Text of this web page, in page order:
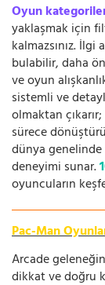
Oyun
yaklaşmak için
kalmazsınız. İlgi
bulabilir, daha
ve oyun
sistemli ve
olmaktan
sürece
dünya
deneyimi sunar.
oyuncuların
Pac-Man
Arcade
dikkat ve doğru